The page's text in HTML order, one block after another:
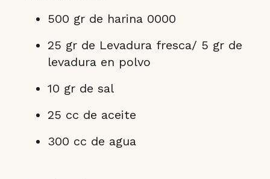
500 gr de harina 0000
25 gr de Levadura fresca/ 5 gr de
levadura en polvo
10 gr de sal
25 cc de aceite
300 cc de agua